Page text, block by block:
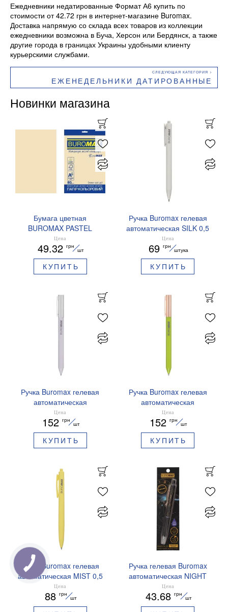
Ежедневники недатированные Формат А6 купить по
стоимости от 42.72 грн в интернет-магазине Buromax.
Доставка напрямую со склада всех товаров из коллекции
ежедневники возможна в Буча, Херсон или Бердянск, а также
другие города в границах Украины удобными клиенту
курьерскими службами.
ЕЖЕНЕДЕЛЬНИКИ ДАТИРОВАННЫЕ
Новинки магазина
Бумага цветная
BUROMAX PASTEL
EUROMAX 20 арк А4 80 г/
мс BM.2721220E-08
Цена
49.32 грн
шт
КУПИТЬ
Ручка Buromax гелевая
автоматическая SILK 0,5
мм синие чернила
BM.83100
Цена
69 грн
штука
КУПИТЬ
Ручка Buromax гелевая
автоматическая
PRESTIGE SILVER 0,5 мм
синие чернила BM.83102
Цена
152 грн
шт
КУПИТЬ
Ручка Buromax гелевая
автоматическая
PRESTIGE GOLD 0,5 мм
синие чернила BM.83101
Цена
152 грн
шт
КУПИТЬ
Ручка Buromax гелевая
автоматическая MIST 0,5
мм синие чернила
BM.83103
Цена
88 грн
шт
Ручка гелевая Buromax
автоматическая NIGHT
SKY ZODIAC 0.5 мм
ароматизированный грипп
синие чернила BM.8379-
Цена
43.68 грн
шт